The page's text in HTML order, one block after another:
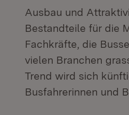
Ausbau und
Bestandteile für die
Fachkräfte, die
vielen Branchen
Trend wird sich
Busfahrerinnen und